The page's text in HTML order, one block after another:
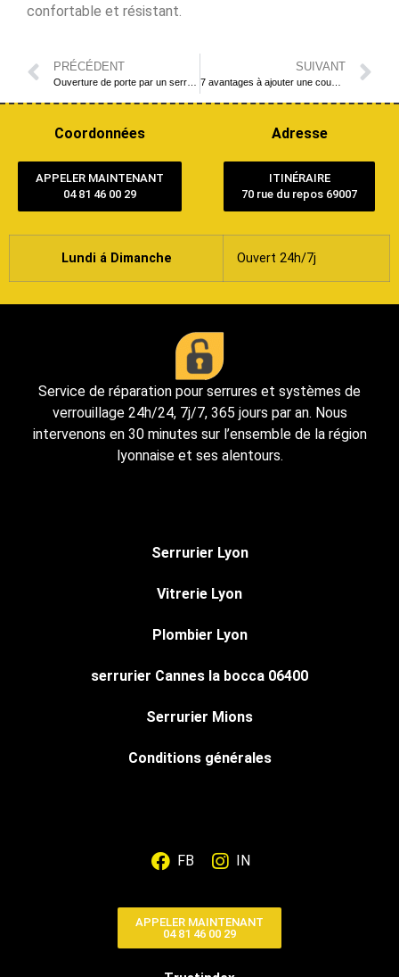
confortable et résistant.
PRÉCÉDENT SUIVANT
7 avantages à ajouter une couche de sécurité supplémentaire avec les serrures de porte ERA
Coordonnées
APPELER MAINTENANT
04 81 46 00 29
Adresse
ITINÉRAIRE
70 rue du repos 69007
Lundi á Dimanche Ouvert 24h/7j
Service de réparation pour serrures et systèmes de
verrouillage 24h/24, 7j/7, 365 jours par an. Nous
intervenons en 30 minutes sur l’ensemble de la région
lyonnaise et ses alentours.
Serrurier Lyon
Vitrerie Lyon
Plombier Lyon
serrurier Cannes la bocca 06400
Serrurier Mions
Conditions générales
FB IN
APPELER MAINTENANT
04 81 46 00 29